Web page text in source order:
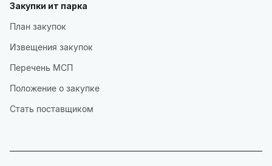
Закупки ит парка
План закупок
Извещения закупок
Перечень МСП
Положение о закупке
Стать поставщиком